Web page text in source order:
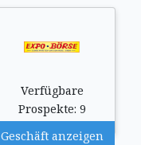
Verfügbare
Prospekte: 9
Geschäft anzeigen